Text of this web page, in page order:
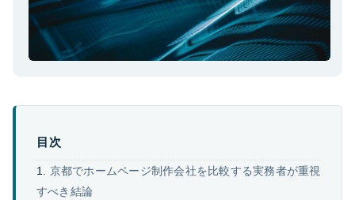
目次
京都でホームページ制作会社を比較する実務者が重視
すべき結論